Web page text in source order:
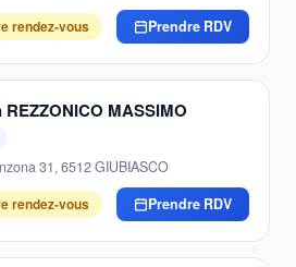
rendez-vous
Prendre RDV
REZZONICO MASSIMO
31, 6512 GIUBIASCO
rendez-vous
Prendre RDV